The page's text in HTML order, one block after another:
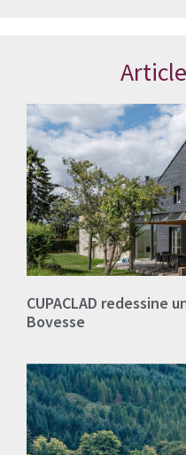
CUPACLAD redessine
Bovesse